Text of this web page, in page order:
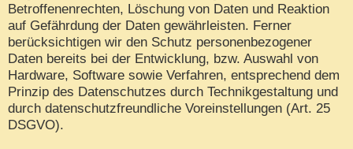
Betroffenenrechten, Löschung von Daten und Reaktion
auf Gefährdung der Daten gewährleisten. Ferner
berücksichtigen wir den Schutz personenbezogener
Daten bereits bei der Entwicklung, bzw. Auswahl von
Hardware, Software sowie Verfahren, entsprechend dem
Prinzip des Datenschutzes durch Technikgestaltung und
durch datenschutzfreundliche Voreinstellungen (Art. 25
DSGVO).